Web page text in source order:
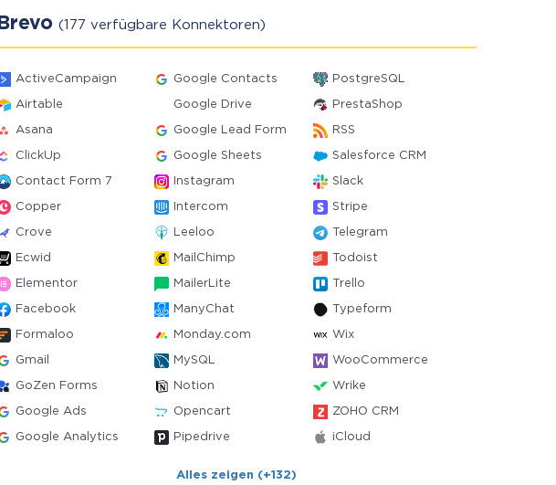
Brevo (177 verfügbare Konnektoren)
ActiveCampaign Google Contacts PostgreSQL
Airtable Google Drive PrestaShop
Asana Google Lead Form RSS
ClickUp Google Sheets Salesforce CRM
Contact Form 7 Instagram Slack
Copper Intercom Stripe
Crove Leeloo Telegram
Ecwid MailChimp Todoist
Elementor MailerLite Trello
Facebook ManyChat Typeform
Formaloo Monday.com Wix
Gmail MySQL WooCommerce
GoZen Forms Notion Wrike
Google Ads Opencart ZOHO CRM
Google Analytics Pipedrive iCloud
Alles zeigen (+132)